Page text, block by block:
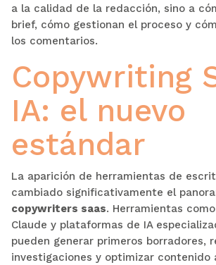
a la calidad de la redacción, sino a
brief, cómo gestionan el proceso y
los comentarios.
Copywriting
IA: el nuevo
estándar
La aparición de herramientas de
cambiado significativamente el
copywriters saas. Herramientas como
Claude y plataformas de IA
pueden generar primeros borradores,
investigaciones y optimizar contenido